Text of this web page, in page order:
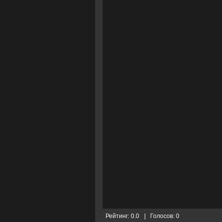
Рейтинг: 0.0 Голосов:0